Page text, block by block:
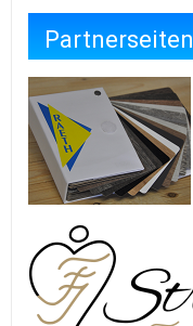
Partnerseiten